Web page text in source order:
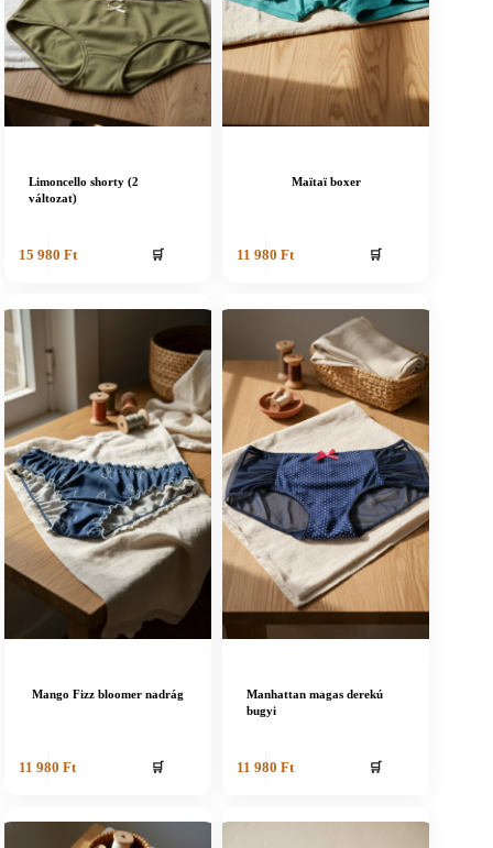
Limoncello shorty (2
változat)
15 980 Ft 🛒
Maïtaï boxer
11 980Ft 🛒
Mango Fizz bloomer nadrág
11 980Ft 🛒
Manhattan magas derekú
bugyi
11 980Ft 🛒